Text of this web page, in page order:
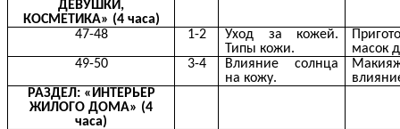
ДЕВУШКИ,
КОСМЕТИКА» (4 часа)
47-48
1-2
Уход за кожей.
Типы кожи.
масок
49-50
3-4
Влияние солнца
на кожу.
РАЗДЕЛ: «ИНТЕРЬЕР
ЖИЛОГО ДОМА» (4
часа)